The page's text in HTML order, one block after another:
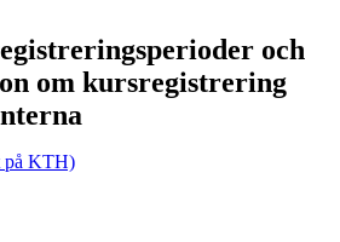
och
om kursregistrering
på KTH)